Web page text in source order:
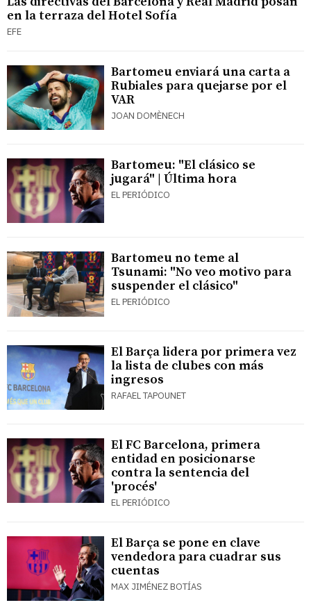
en la terraza del Hotel Sofía
EFE
Bartomeu enviará una carta a
Rubiales para quejarse por el
VAR
JOAN DOMÈNECH
Bartomeu: "El clásico se
jugará" | Última hora
EL PERIÓDICO
Bartomeu no teme al
Tsunami: "No veo motivo para
suspender el clásico"
EL PERIÓDICO
El Barça lidera por primera vez
la lista de clubes con más
ingresos
RAFAEL TAPOUNET
El FC Barcelona, primera
entidad en posicionarse
contra la sentencia del
'procés'
EL PERIÓDICO
El Barça se pone en clave
vendedora para cuadrar sus
cuentas
MAX JIMÉNEZ BOTÍAS